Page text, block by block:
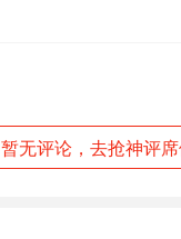
暂无评论，去抢神评